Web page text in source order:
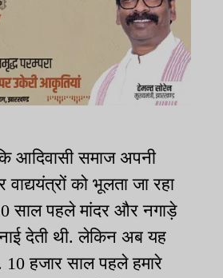
आदिवासी समाज अपनी
को भूलता जा रहा
साल पहले मांदर और नगाड़े
देती थी. लेकिन अब यह
हजार साल पहले हमारे